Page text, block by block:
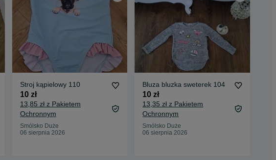
Stroj kąpielowy 110
10 zł
13,85 zł z Pakietem
Ochronnym
Smólsko Duże
06 sierpnia 2026
Bluza bluzka sweterek 104
10 zł
13,35 zł z Pakietem
Ochronnym
Smólsko Duże
06 sierpnia 2026